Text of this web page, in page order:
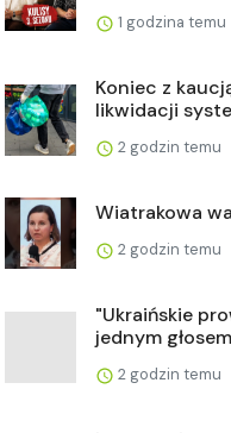
1 godzina temu
Koniec z
likwidacji
2 godzin temu
Wiatrakowa
2 godzin temu
"Ukraińskie
jednym
2 godzin temu